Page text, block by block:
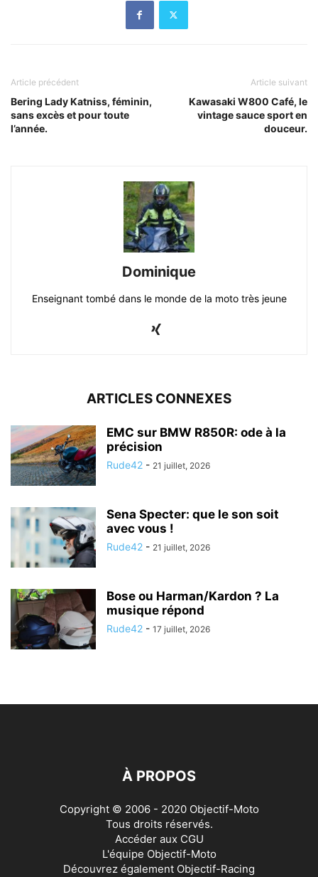
Article précédent
Bering Lady Katniss, féminin,
sans excès et pour toute
l’année.
Article suivant
Kawasaki W800 Café, le
vintage sauce sport en
douceur.
Dominique
Enseignant tombé dans le monde de la moto très jeune
ARTICLES CONNEXES
EMC sur BMW R850R: ode à la
précision
Rude42 - 21 juillet, 2026
Sena Specter: que le son soit
avec vous !
Rude42 - 21 juillet, 2026
Bose ou Harman/Kardon ? La
musique répond
Rude42 - 17 juillet, 2026
À PROPOS
Copyright © 2006 - 2020 Objectif-Moto
Tous droits réservés.
Accéder aux CGU
L'équipe Objectif-Moto
Découvrez également Objectif-Racing